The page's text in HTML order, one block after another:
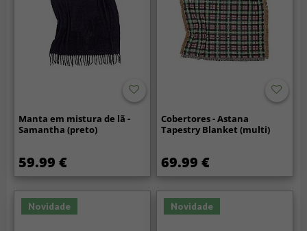
Manta em mistura de lã -
Samantha (preto)
59.99 €
Cobertores - Astana
Tapestry Blanket (multi)
69.99 €
Novidade Novidade